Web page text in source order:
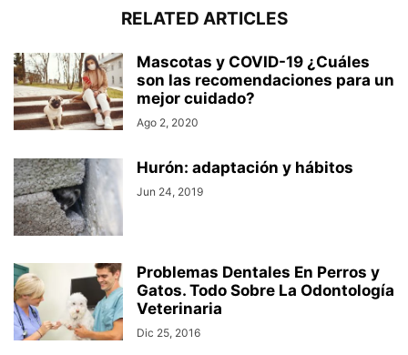
RELATED ARTICLES
Mascotas y COVID-19 ¿Cuáles
son las recomendaciones para un
mejor cuidado?
Ago 2, 2020
Hurón: adaptación y hábitos
Jun 24, 2019
Problemas Dentales En Perros y
Gatos. Todo Sobre La Odontología
Veterinaria
Dic 25, 2016